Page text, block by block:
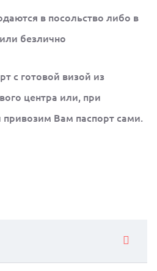
в посольство либо в
безлично
с готовой визой из
центра или, при
Вам паспорт сами.